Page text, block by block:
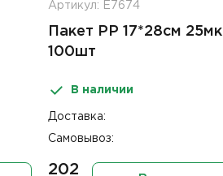
Артикул: Е7674
Пакет PP 17*28см 25мк
100шт
В наличии
Доставка:
Самовывоз:
202